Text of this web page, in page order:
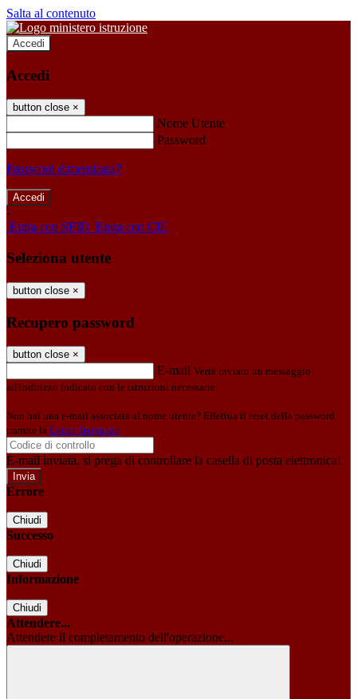
Salta al contenuto
Accedi
Accedi
button close ×
Nome Utente
Password
Password dimenticata?
-
Entra con SPID Entra con CIE
Seleziona utente
button close ×
Recupero password
button close ×
E-mail Verrà inviato un messaggio
all'indirizzo indicato con le istruzioni necessarie.
Non hai una e-mail associata al nome utente? Effettua il reset della password
tramite la Login Spaggiari
E-mail inviata, si prega di controllare la casella di posta elettronica!
Errore
Chiudi
Successo
Chiudi
Informazione
Chiudi
Attendere...
Attendere il completamento dell'operazione...